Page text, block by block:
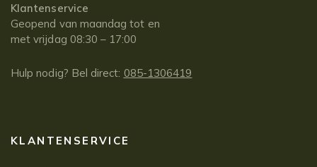
Klantenservice
Geopend van maandag tot en
met vrijdag 08:30 – 17:00
Hulp nodig? Bel direct: 085-1306419
KLANTENSERVICE